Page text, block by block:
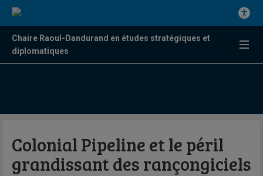
Chaire Raoul-Dandurand en études stratégiques et
diplomatiques
Colonial Pipeline et le péril
grandissant des rançongiciels